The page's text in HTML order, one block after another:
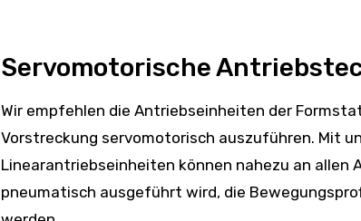
Servomotorische
Wir empfehlen die Antriebseinheiten der
Vorstreckung servomotorisch auszuführen. Mit
Linearantriebseinheiten können nahezu an allen
pneumatisch ausgeführt wird, die